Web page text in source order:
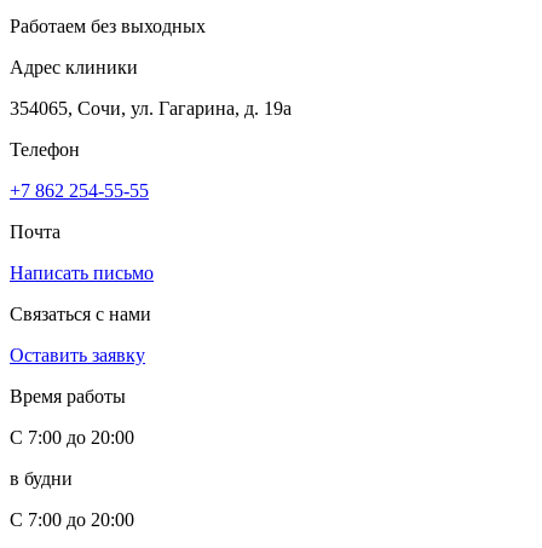
Работаем без выходных
Адрес клиники
354065, Сочи, ул. Гагарина, д. 19а
Телефон
+7 862 254-55-55
Почта
Написать письмо
Связаться с нами
Оставить заявку
Время работы
С 7:00 до 20:00
в будни
С 7:00 до 20:00